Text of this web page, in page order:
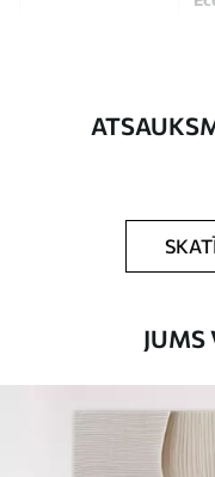
No15.00€
JUMS